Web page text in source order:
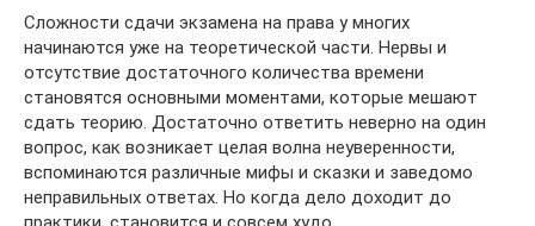
Сложности сдачи экзамена на права у многих
начинаются уже на теоретической части. Нервы и
отсутствие достаточного количества времени
становятся основными моментами, которые мешают
сдать теорию. Достаточно ответить неверно на один
вопрос, как возникает целая волна неуверенности,
вспоминаются различные мифы и сказки и заведомо
неправильных ответах. Но когда дело доходит до